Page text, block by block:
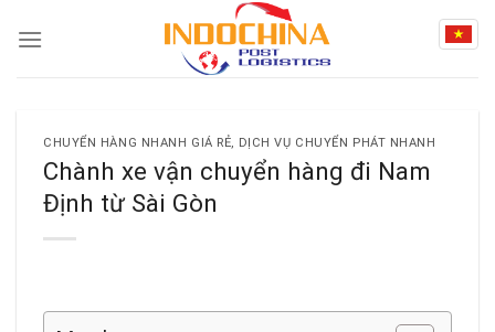
CHUYỂN HÀNG NHANH GIÁ RẺ, DỊCH VỤ CHUYỂN PHÁT NHANH
Chành xe vận chuyển hàng đi Nam
Định từ Sài Gòn